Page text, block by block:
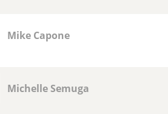
Mike Capone
Michelle Semuga